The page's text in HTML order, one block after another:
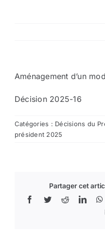
Nous contacter
Aménagement d’un
Décision 2025-16
Catégories : Décisions du
président 2025
Partager cet
Facebook
TwitterReddit